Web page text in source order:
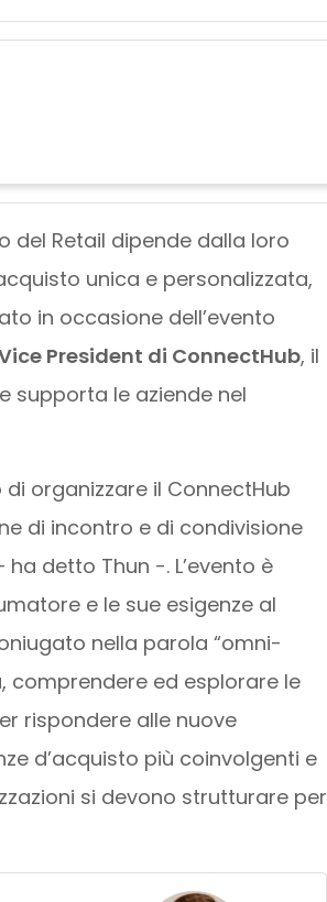
del Retail dipende dalla loro
unica e personalizzata,
in occasione dell’evento
President di ConnectHub, il
supporta le aziende nel
organizzare il ConnectHub
di incontro e di condivisione
detto Thun -. L’evento è
e le sue esigenze al
nella parola “omni-
comprendere ed esplorare le
rispondere alle nuove
d’acquisto più coinvolgenti e
si devono strutturare per
D
dati